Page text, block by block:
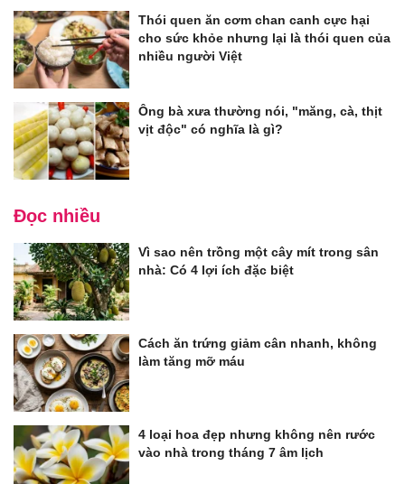
Thói quen ăn cơm chan canh cực hại
cho sức khỏe nhưng lại là thói quen của
nhiều người Việt
Ông bà xưa thường nói, "măng, cà, thịt
vịt độc" có nghĩa là gì?
Đọc nhiều
Vì sao nên trồng một cây mít trong sân
nhà: Có 4 lợi ích đặc biệt
Cách ăn trứng giảm cân nhanh, không
làm tăng mỡ máu
4 loại hoa đẹp nhưng không nên rước
vào nhà trong tháng 7 âm lịch